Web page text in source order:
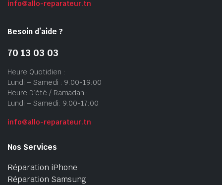
info@allo-reparateur.tn
Besoin d’aide ?
70 13 03 03
Heure Quotidien :
Lundi – Samedi : 9:00-19:00
Heure D’été / Ramadan :
Lundi – Samedi: 9:00-17:00
info@allo-reparateur.tn
Nos Services
Réparation iPhone
Réparation Samsung